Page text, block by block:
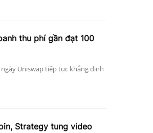
thu phí gần đạt 100
Uniswap tiếp tục khẳng định
Strategy tung video